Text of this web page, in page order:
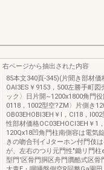
右ページから抽出された内容
85本文340頁-345)(片聞き部材
OAI3ES￥9153，500左勝手町
ック〉日片開~1200x1800角門
0118，1002型空?ZM〉片側き
OB03EHOBI3EH￥I，Cl18，
性部材価格OC03EHOCI3EH￥1
120Qx18凹角門柱南側容は電気
きの吻合刊イJターホン付門伎
が、左右のつり元門性"鋤リ門
型門'区骨門胴区舟門贋酷式区骨